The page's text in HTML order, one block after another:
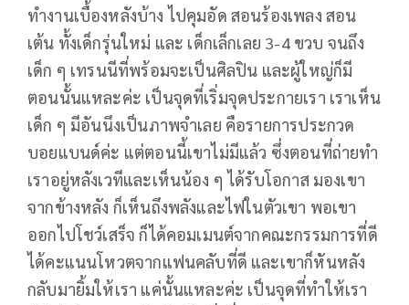
ทำงานเบื้องหลังบ้าง ไปคุมอัด สอนร้องเพลง สอน
เต้น ทั้งเด็กรุ่นใหม่ และ เด็กเล็กเลย 3-4 ขวบ จนถึง
เด็ก ๆ เทรนนีที่พร้อมจะเป็นศิลปิน และผู้ใหญ่ก็มี
ตอนนั้นแหละค่ะ เป็นจุดที่เริ่มจุดประกายเรา เราเห็น
เด็ก ๆ มีอันนึงเป็นภาพจำเลย คือรายการประกวด
บอยแบนด์ค่ะ แต่ตอนนี้เขาไม่มีแล้ว ซึ่งตอนที่ถ่ายทำ
เราอยู่หลังเวทีและเห็นน้อง ๆ ได้รับโอกาส มองเขา
จากข้างหลัง ก็เห็นถึงพลังและไฟในตัวเขา พอเขา
ออกไปโชว์เสร็จ ก็ได้คอมเมนต์จากคณะกรรมการที่ดี
ได้คะแนนโหวตจากแฟนคลับที่ดี และเขาก็หันหลัง
กลับมายิ้มให้เรา แค่นั้นแหละค่ะ เป็นจุดที่ทำให้เรา